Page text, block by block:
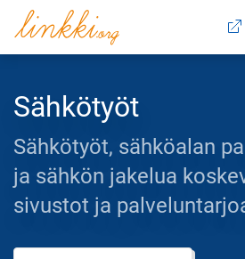
Sähkötyöt
Sähkötyöt, sähköalan
ja sähkön jakelua
sivustot ja